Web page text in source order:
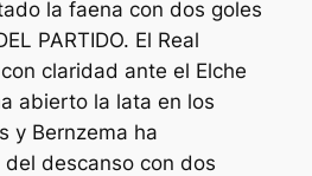
la faena con dos goles
PARTIDO. El Real
claridad ante el Elche
abierto la lata en los
y Bernzema ha
descanso con dos